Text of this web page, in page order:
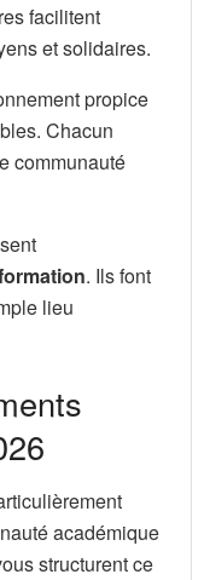
facilitent
et solidaires.
propice
Chacun
communauté
. Ils font
lieu
académique
structurent ce